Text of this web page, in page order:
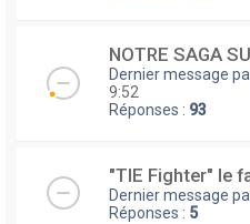
NOTRE SAGA
Dernier message
9:52
Réponses : 93
"TIE Fighter" le
Dernier message
Réponses : 5